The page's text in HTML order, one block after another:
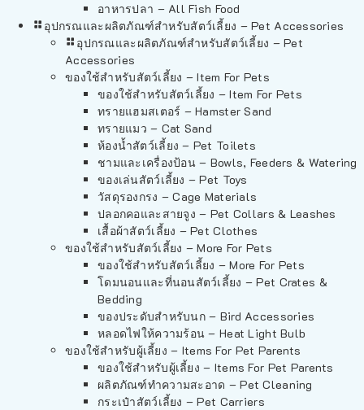
อาหารปลา – All Fish Food
อุปกรณและผลิตภัณฑ์สำหรับสัตว์เลี้ยง – Pet Accessories
อุปกรณและผลิตภัณฑ์สำหรับสัตว์เลี้ยง – Pet
Accessories
ของใช้สำหรับสัตว์เลี้ยง – Item For Pets
ของใช้สำหรับสัตว์เลี้ยง – Item For Pets
ทรายแฮมสเตอร์ – Hamster Sand
ทรายแมว – Cat Sand
ห้องน้ำสัตว์เลี้ยง – Pet Toilets
ชามและเครื่องป้อน – Bowls, Feeders & Watering
ของเล่นสัตว์เลี้ยง – Pet Toys
วัสดุรองกรง – Cage Materials
ปลอกคอและสายจูง – Pet Collars & Leashes
เสื้อผ้าสัตว์เลี้ยง – Pet Clothes
ของใช้สำหรับสัตว์เลี้ยง – More For Pets
ของใช้สำหรับสัตว์เลี้ยง – More For Pets
โดมนอนและที่นอนสัตว์เลี้ยง – Pet Crates &
Bedding
ของประดับสำหรับนก – Bird Accessories
หลอดไฟให้ความร้อน – Heat Light Bulb
ของใช้สำหรับผู้เลี้ยง – Items For Pet Parents
ของใช้สำหรับผู้เลี้ยง – Items For Pet Parents
ผลิตภัณฑ์ทำความสะอาด – Pet Cleaning
กระเป๋าสัตว์เลี้ยง – Pet Carriers